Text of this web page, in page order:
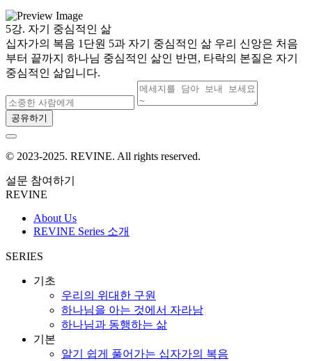
5강. 자기 중심적인 삶
십자가의 복음 1단원 5과 자기 중심적인 삶 우리 신앙은 처음
부터 끝까지 하나님 중심적인 삶인 반면, 타락의 본질은 자기
중심적인 삶입니다.
공유하기
© 2023-2025. REVINE. All rights reserved.
설문 참여하기
REVINE
About Us
REVINE Series 소개
SERIES
기초
우리의 위대한 구원
하나님을 아는 것에서 자라남
하나님과 동행하는 삶
기본
알기 쉽게 풀어가는 십자가의 복음